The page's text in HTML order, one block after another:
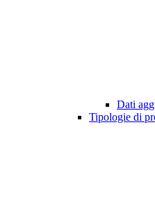
Dati
Tipologie di